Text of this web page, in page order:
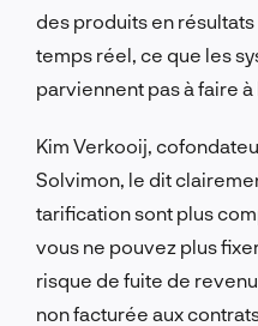
des produits en
temps réel, ce que les
parviennent pas à faire à
Kim Verkooij,
Solvimon, le dit
tarification sont plus
vous ne pouvez plus
risque de fuite de
non facturée aux